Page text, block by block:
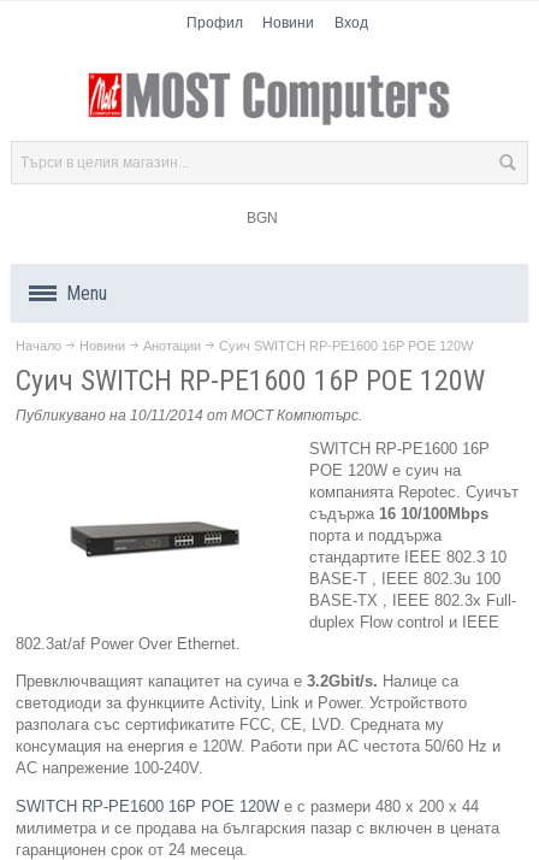
Профил Новини Вход
BGN
Menu
Продукти
Компоненти
Таблети
Сървъри
Принтери
Консумативи
Аксесоари
Начало Новини Анотации Суич SWITCH RP-PE1600 16P POE 120W
Суич SWITCH RP-PE1600 16P POE 120W
Публикувано на 10/11/2014 от МОСТ Компютърс
SWITCH RP-PE1600 16P
POE 120W e суич на
компанията Repotec. Суичът
съдържа16 10/100Mbps
порта и поддържа
стандартите IEEE 802.3 10
BASE-T , IEEE 802.3u 100
BASE-TX , IEEE 802.3x Full-
duplex Flow control и IEEE
802.3at/af Power Over Ethernet.
Превключващият капацитет на суича е3.2Gbit/s. Налице са
светодиоди за функциите Activity, Link и Power. Устройството
разполага със сертификатите FCC, CE, LVD. Средната му
консумация на енергия е 120W. Работи при АС честота 50/60 Hz и
АС напрежение 100-240V.
SWITCH RP-PE1600 16P POE 120W е с размери 480 x 200 x 44
милиметра и се продава на българския пазар с включен в цената
гаранционен срок от 24 месеца.